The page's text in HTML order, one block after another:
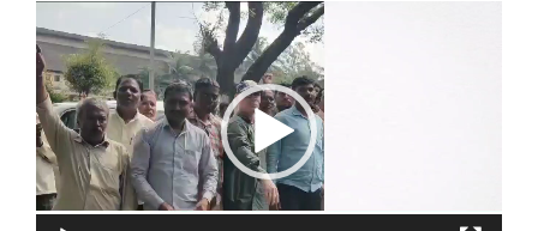
Video
Player